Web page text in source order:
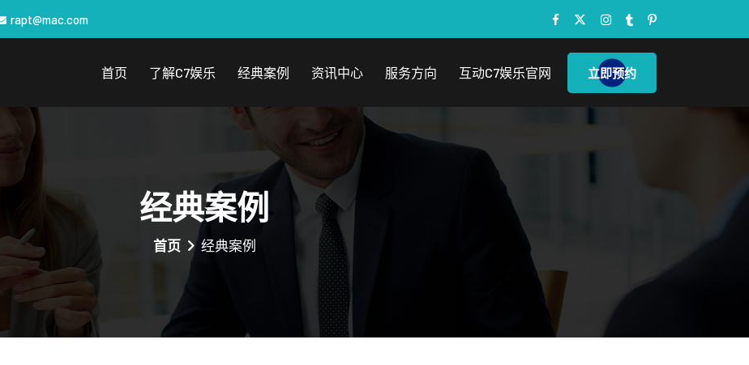
rapt@mac.com
首页 了解c7娱乐 经典案例 资讯中心 服务方向 互动c7娱乐官网 立即预约
经典案例
首页 经典案例